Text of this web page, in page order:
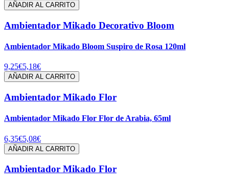
AÑADIR AL CARRITO
Ambientador Mikado Decorativo Bloom
Ambientador Mikado Bloom Suspiro de Rosa 120ml
9,25€5,18€
AÑADIR AL CARRITO
Ambientador Mikado Flor
Ambientador Mikado Flor Flor de Arabia, 65ml
6,35€5,08€
AÑADIR AL CARRITO
Ambientador Mikado Flor